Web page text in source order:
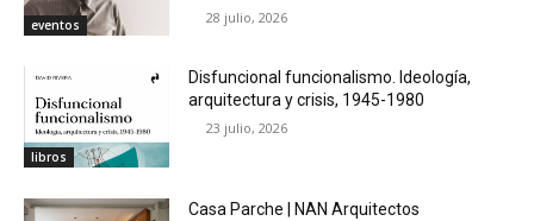
eventos 28 julio, 2026
libros
Disfuncional funcionalismo. Ideología,
arquitectura y crisis, 1945-1980
23 julio, 2026
Casa Parche | NAN Arquitectos